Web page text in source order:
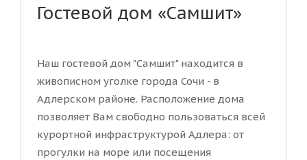
Гостевой дом «Самшит»
Наш гостевой дом "Самшит" находится в
живописном уголке города Сочи - в
Адлерском районе. Расположение дома
позволяет Вам свободно пользоваться всей
курортной инфраструктурой Адлера: от
прогулки на море или посещения